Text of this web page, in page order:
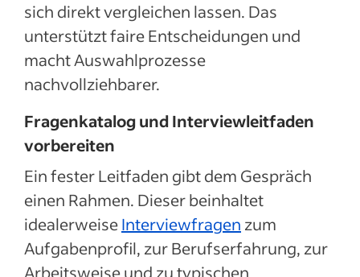
sich direkt vergleichen lassen. Das
unterstützt faire Entscheidungen und
macht Auswahlprozesse
nachvollziehbarer.
Fragenkatalog und Interviewleitfaden
vorbereiten
Ein fester Leitfaden gibt dem Gespräch
einen Rahmen. Dieser beinhaltet
idealerweiseInterviewfragen zum
Aufgabenprofil, zur Berufserfahrung, zur
Arbeitsweise und zu typischen